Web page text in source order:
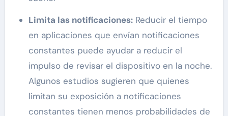
Limita las notificaciones:Reducir el tiempo
en aplicaciones que envían notificaciones
constantes puede ayudar a reducir el
impulso de revisar el dispositivo en la noche.
Algunos estudios sugieren que quienes
limitan su exposición a notificaciones
constantes tienen menos probabilidades de